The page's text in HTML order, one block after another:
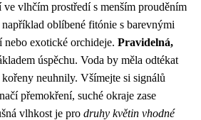
ve vlhčím prostředí s menším prouděním
oblíbené fitónie s barevnými
nebo exotické orchideje. Pravidelná,
úspěchu. Voda by měla odtékat
neuhnily. Všímejte si signálů
přemokření, suché okraje zase
vlhkost je pro druhy květin vhodné